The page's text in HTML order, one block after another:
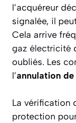
l’acquéreur
signalée, il
Cela arrive
gaz électricité
oubliés. Les
l’annulation
La vérification
protection